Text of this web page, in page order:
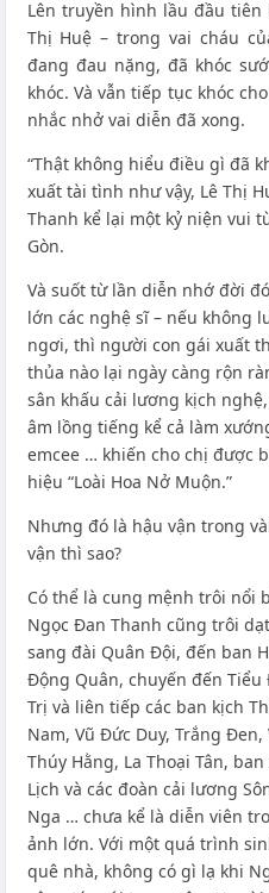
Lên truyền hình lầu đầu
Thị Huệ – trong vai cháu
đang đau nặng, đã khóc
khóc. Và vẫn tiếp tục khóc
nhắc nhở vai diễn đã xong.
“Thật không hiểu điều gì đã
xuất tài tình như vậy, Lê Thị
Thanh kể lại một kỷ niện vui
Gòn.
Và suốt từ lần diễn nhớ đời
lớn các nghệ sĩ – nếu không
ngơi, thì người con gái xuất
thủa nào lại ngày càng rộn
sân khấu cải lương kịch
âm lồng tiếng kể cả làm
emcee … khiến cho chị được
hiệu “Loài Hoa Nở Muộn.”
Nhưng đó là hậu vận trong
vận thì sao?
Có thể là cung mệnh trôi nổi
Ngọc Đan Thanh cũng trôi
sang đài Quân Đội, đến ban
Động Quân, chuyến đến Tiểu
Trị và liên tiếp các ban kịch
Nam, Vũ Đức Duy, Trắng
Thúy Hằng, La Thoại Tân,
Lịch và các đoàn cải lương
Nga … chưa kể là diễn viên
ảnh lớn. Với một quá trình
quê nhà, không có gì lạ khi